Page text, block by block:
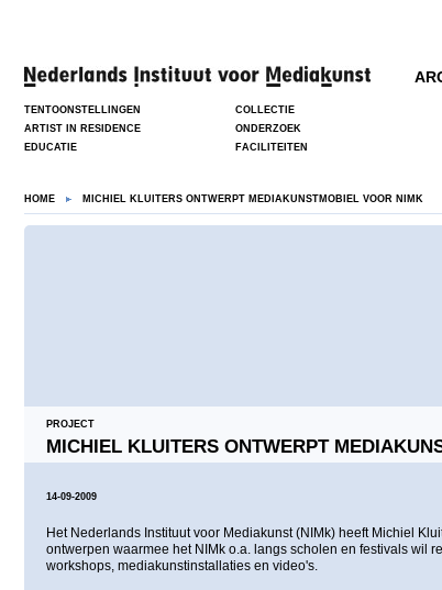
TENTOONSTELLINGEN COLLECTIE
ARTIST IN RESIDENCE
ONDERZOEK
EDUCATIE
FACILITEITEN
HOME MICHIEL KLUITERS ONTWERPT MEDIAKUNSTMOBIEL VOOR NIMK
PROJECT
MICHIEL KLUITERS ONTWERPT
14-09-2009
Het Nederlands Instituut voor Mediakunst (NIMk) heeft Michiel
ontwerpen waarmee het NIMk o.a. langs scholen en festivals wil
workshops, mediakunstinstallaties en video's.